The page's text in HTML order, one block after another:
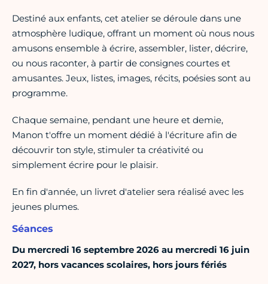
Destiné aux enfants, cet atelier se déroule dans une
atmosphère ludique, offrant un moment où nous nous
amusons ensemble à écrire, assembler, lister, décrire,
ou nous raconter, à partir de consignes courtes et
amusantes. Jeux, listes, images, récits, poésies sont au
programme.
Chaque semaine, pendant une heure et demie,
Manon t'offre un moment dédié à l'écriture afin de
découvrir ton style, stimuler ta créativité ou
simplement écrire pour le plaisir.
En fin d'année, un livret d'atelier sera réalisé avec les
jeunes plumes.
Séances
Du mercredi 16 septembre 2026 au mercredi 16 juin
2027, hors vacances scolaires, hors jours fériés